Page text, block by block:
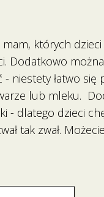
których
Dodatkowo można
niestety łatwo się
lub mleku.
- dlatego dzieci
tak zwał.